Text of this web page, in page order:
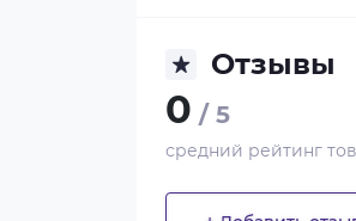
Отзывы
0 / 5
средний рейтинг